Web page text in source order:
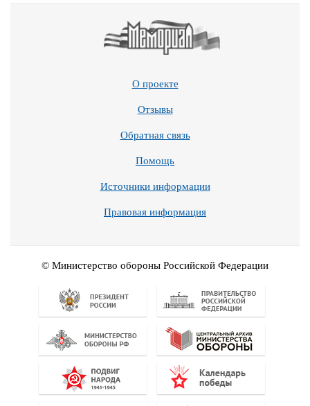
О проекте
Отзывы
Обратная связь
Помощь
Источники информации
Правовая информация
© Министерство обороны Российской Федерации